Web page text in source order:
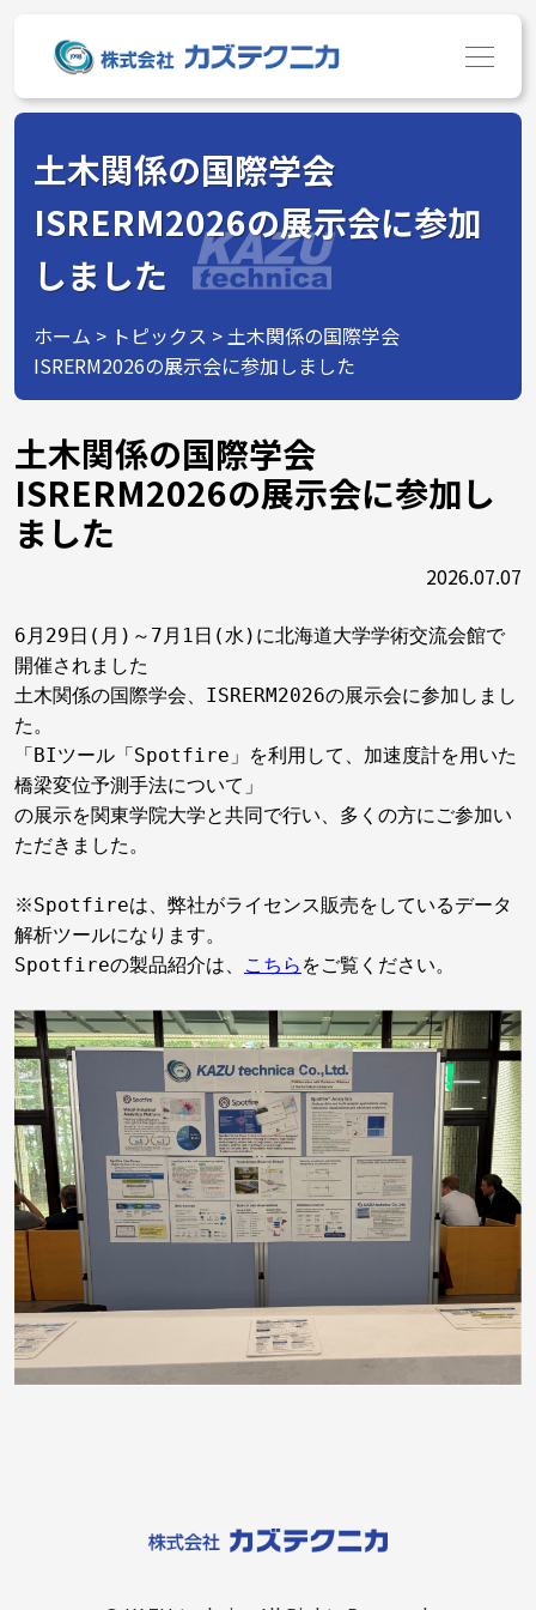
ホーム
製品情報
会社情報
事業内容
採用特設ページ
グループ
プライバシーポリシー
日本語
土木関係の国際学会
ISRERM2026の展示会に参加
しました
ホーム > トピックス >土木関係の国際学会
ISRERM2026の展示会に参加しました
土木関係の国際学会
ISRERM2026の展示会に参加し
ました
2026.07.07
6月29日(月)～7月1日(水)に北海道大学学術交流会館で
開催されました
土木関係の国際学会、ISRERM2026の展示会に参加しまし
た。
「BIツール「Spotfire」を利用して、加速度計を用いた
橋梁変位予測手法について」
の展示を関東学院大学と共同で行い、多くの方にご参加い
ただきました。
※Spotfireは、弊社がライセンス販売をしているデータ
解析ツールになります。
Spotfireの製品紹介は、
こちら をご覧ください。